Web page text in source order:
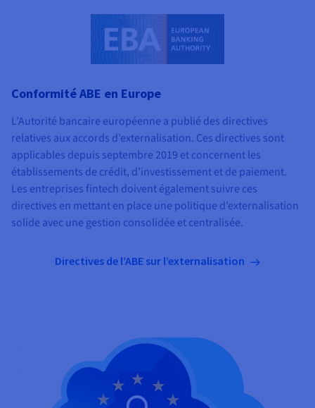
Conformité ABE en Europe
L’Autorité bancaire européenne a publié des directives
relatives aux accords d’externalisation. Ces directives sont
applicables depuis septembre 2019 et concernent les
établissements de crédit, d’investissement et de paiement.
Les entreprises fintech doivent également suivre ces
directives en mettant en place une politique d’externalisation
solide avec une gestion consolidée et centralisée.
Directives de l’ABE sur l’externalisation